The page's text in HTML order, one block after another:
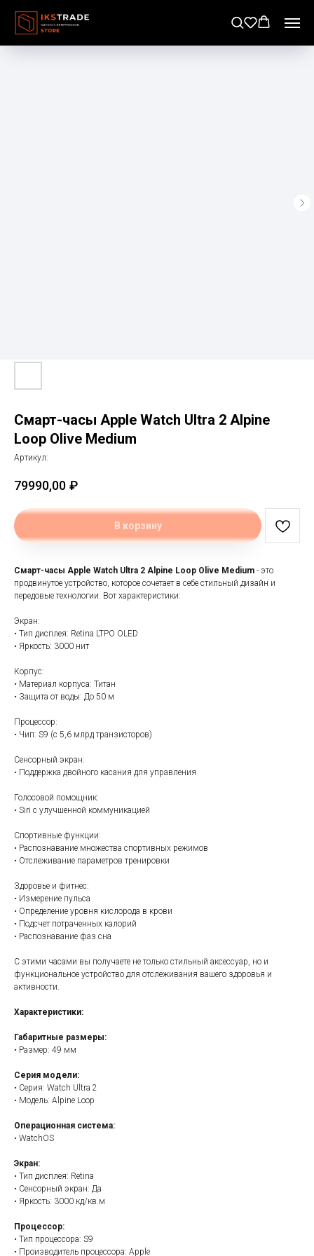
Смарт-часы Apple Watch Ultra 2 Alpine
Loop Olive Medium
Артикул:
79990,00 ₽
В корзину
Смарт-часы Apple Watch Ultra 2 Alpine Loop Olive Medium - это
продвинутое устройство, которое сочетает в себе стильный дизайн и
передовые технологии. Вот характеристики:
Экран:
• Тип дисплея: Retina LTPO OLED
• Яркость: 3000 нит
Корпус:
• Материал корпуса: Титан
• Защита от воды: До 50 м
Процессор:
• Чип: S9 (с 5,6 млрд транзисторов)
Сенсорный экран:
• Поддержка двойного касания для управления
Голосовой помощник:
• Siri с улучшенной коммуникацией
Спортивные функции:
• Распознавание множества спортивных режимов
• Отслеживание параметров тренировки
Здоровье и фитнес:
• Измерение пульса
• Определение уровня кислорода в крови
• Подсчет потраченных калорий
• Распознавание фаз сна
С этими часами вы получаете не только стильный аксессуар, но и
функциональное устройство для отслеживания вашего здоровья и
активности.
Характеристики:
Габаритные размеры:
• Размер: 49 мм
Серия модели:
• Серия: Watch Ultra 2
• Модель: Alpine Loop
Операционная система:
• WatchOS
Экран:
• Тип дисплея: Retina
• Сенсорный экран: Да
• Яркость: 3000 кд/кв.м
Процессор:
• Тип процессора: S9
• Производитель процессора: Apple